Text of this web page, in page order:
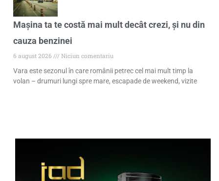
Mașina ta te costă mai mult decât crezi, și nu din
cauza benzinei
6 august 2026
Niciun comentariu
Vara este sezonul în care românii petrec cel mai mult timp la
volan – drumuri lungi spre mare, escapade de weekend, vizite